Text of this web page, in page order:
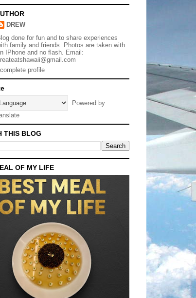
DREW
done for fun and to share experiences
family and friends. Photos are taken with
IPhone and no flash. Email:
profile
Powered by
THIS BLOG
OF MY LIFE